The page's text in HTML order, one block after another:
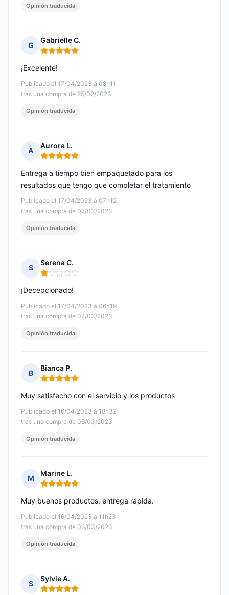
Opinión traducida
G
Gabrielle C.
Nota: 5 de 5
Publicado el 17/04/2023 à 08h11
tras una compra de 25/02/2023
¡Excelente!
Opinión traducida
A
Aurora L.
Nota: 5 de 5
Publicado el 17/04/2023 à 07h12
tras una compra de 07/03/2023
Entrega a tiempo bien empaquetado para los
resultados que tengo que completar el tratamiento
Opinión traducida
S
Serena C.
Nota: 1 de 5
Publicado el 17/04/2023 à 06h19
tras una compra de 07/03/2023
¡Decepcionado!
Opinión traducida
B
Bianca P.
Nota: 5 de 5
Publicado el 16/04/2023 à 18h32
tras una compra de 06/03/2023
Muy satisfecho con el servicio y los productos
Opinión traducida
M
Marine L.
Nota: 5 de 5
Publicado el 16/04/2023 à 11h23
tras una compra de 06/03/2023
Muy buenos productos, entrega rápida.
Opinión traducida
S
Sylvie A.
Nota: 5 de 5